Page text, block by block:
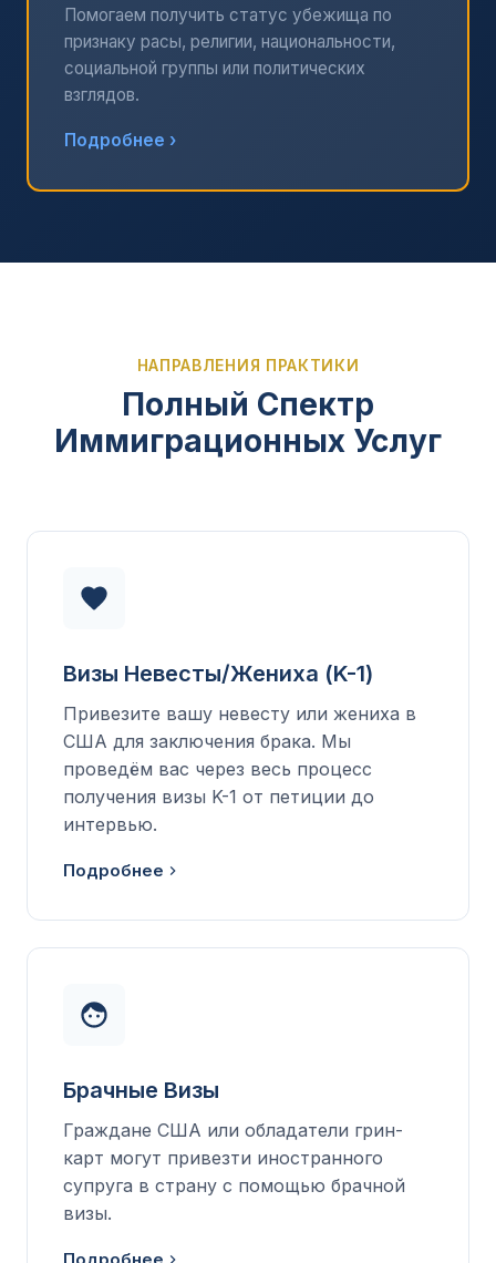
Помогаем получить статус убежища по
признаку расы, религии, национальности,
социальной группы или политических
взглядов.
Подробнее ›
НАПРАВЛЕНИЯ ПРАКТИКИ
Полный Спектр
Иммиграционных Услуг
Визы Невесты/Жениха (K-1)
Привезите вашу невесту или жениха в
США для заключения брака. Мы
проведём вас через весь процесс
получения визы K-1 от петиции до
интервью.
Подробнее
Брачные Визы
Граждане США или обладатели грин-
карт могут привезти иностранного
супруга в страну с помощью брачной
визы.
Подробнее